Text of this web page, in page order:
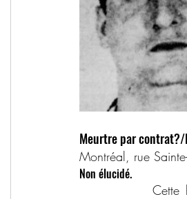
Meurtre par contrat?/
Montréal, rue
Non élucidé.
Cette histoire